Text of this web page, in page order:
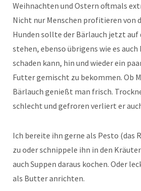
Weihnachten und Ostern oftmals
Nicht nur Menschen profitieren von
Hunden sollte der Bärlauch jetzt auf
stehen, ebenso übrigens wie es
schaden kann, hin und wieder ein
Futter gemischt zu bekommen. Ob
Bärlauch genießt man frisch.
schlecht und gefroren verliert er
Ich bereite ihn gerne als Pesto (das
zu oder schnippele ihn in den
auch Suppen daraus kochen. Oder
als Butter anrichten.